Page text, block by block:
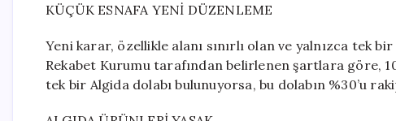
KÜÇÜK ESNAFA YENİ DÜZENLEME
Yeni karar, özellikle alanı sınırlı olan ve yalnızca tek
Rekabet Kurumu tarafından belirlenen şartlara göre,
tek bir Algida dolabı bulunuyorsa, bu dolabın %30’u